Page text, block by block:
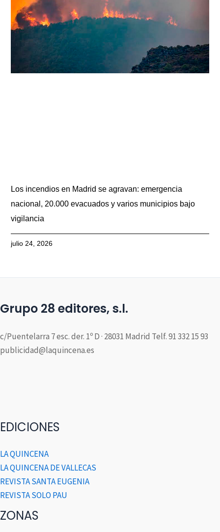
Los incendios en Madrid se agravan: emergencia
nacional, 20.000 evacuados y varios municipios bajo
vigilancia
julio 24, 2026
Grupo 28 editores, s.l.
c/Puentelarra 7 esc. der. 1º D · 28031 Madrid Telf. 91 332 15 93
publicidad@laquincena.es
EDICIONES
LA QUINCENA
LA QUINCENA DE VALLECAS
REVISTA SANTA EUGENIA
REVISTA SOLO PAU
ZONAS